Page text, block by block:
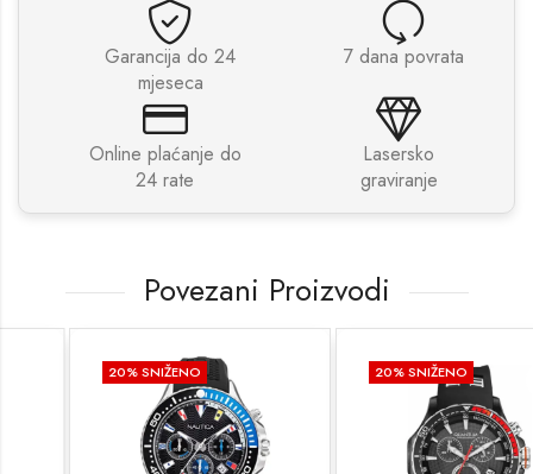
Garancija do 24
mjeseca
7 dana povrata
Online plaćanje do
24 rate
Lasersko
graviranje
Povezani Proizvodi
% SNIŽENO % SNIŽENO